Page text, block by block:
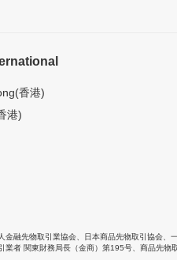
香港)
港)
金融先物取引業協会 日本商品先物取引協会
業者 関東財務局長（金商）第195号、商品先物